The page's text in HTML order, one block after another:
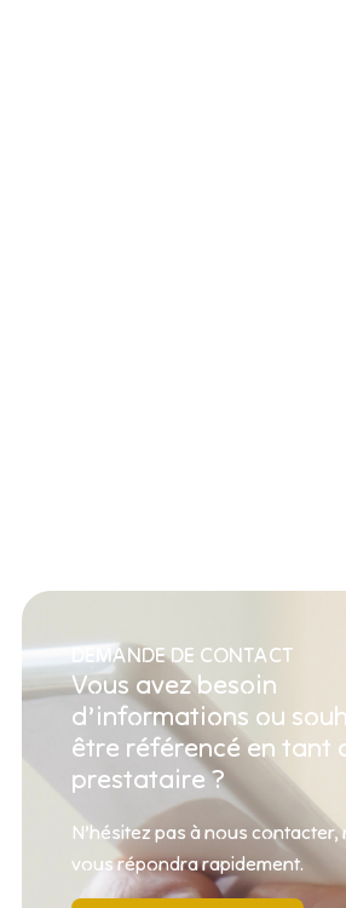
DEMANDE DE CONTACT
Vous avez besoin
d’informations ou
être référencé en tant
prestataire ?
N’hésitez pas à nous
vous répondra rapidement.